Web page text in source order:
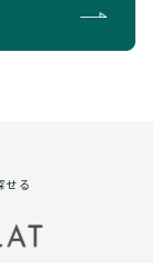
お客様の個
せる